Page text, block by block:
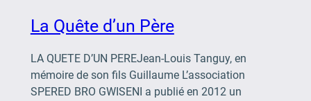
La Quête d’un Père
LA QUETE D’UN PEREJean-Louis Tanguy, en
mémoire de son fils Guillaume L’association
SPERED BRO GWISENI a publié en 2012 un